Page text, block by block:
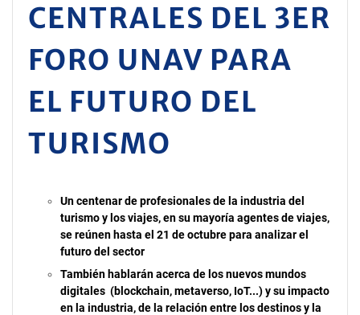
CENTRALES DEL 3ER
FORO UNAV PARA
EL FUTURO DEL
TURISMO
Un centenar de profesionales de la industria del
turismo y los viajes, en su mayoría agentes de viajes,
se reúnen hasta el 21 de octubre para analizar el
futuro del sector
También hablarán acerca de los nuevos mundos
digitales (blockchain, metaverso, IoT...) y su impacto
en la industria, de la relación entre los destinos y la